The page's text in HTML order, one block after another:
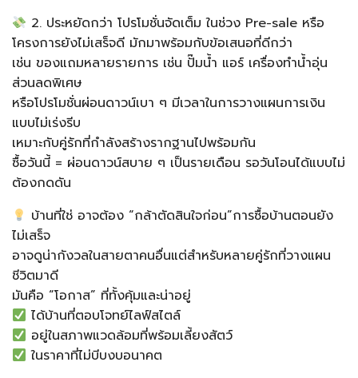
2. ประหยัดกว่า โปรโมชั่นจัดเต็ม​ ในช่วง Pre-sale หรือ
โครงการยังไม่เสร็จดี มักมาพร้อมกับข้อเสนอที่ดีกว่า
เช่น ของแถมหลายรายการ เช่น ปั๊มน้ำ แอร์ เครื่องทำน้ำอุ่น​
ส่วนลดพิเศษ
หรือโปรโมชั่นผ่อนดาวน์เบา ๆ​ มีเวลาในการวางแผนการเงิน
แบบไม่เร่งรีบ
เหมาะกับคู่รักที่กำลังสร้างรากฐานไปพร้อมกัน​
ซื้อวันนี้ = ผ่อนดาวน์สบาย ๆ เป็นรายเดือน รอวันโอนได้แบบไม่
ต้องกดดัน​
บ้านที่ใช่ อาจต้อง “กล้าตัดสินใจก่อน”​การซื้อบ้านตอนยัง
ไม่เสร็จ
อาจดูน่ากังวลในสายตาคนอื่น​แต่สำหรับหลายคู่รักที่วางแผน
ชีวิตมาดี
มันคือ “โอกาส” ที่ทั้งคุ้มและน่าอยู่​
ได้บ้านที่ตอบโจทย์ไลฟ์สไตล์​
อยู่ในสภาพแวดล้อมที่พร้อมเลี้ยงสัตว์​
ในราคาที่ไม่บีบงบอนาคต​